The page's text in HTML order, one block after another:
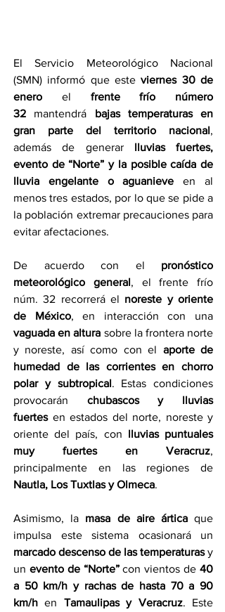
El Servicio Meteorológico Nacional
(SMN) informó que este viernes 30 de
enero el frente frío número
32 mantendrá bajas temperaturas en
gran parte del territorio nacional,
además de generar lluvias fuertes,
evento de “Norte” y la posible caída de
lluvia engelante o aguanieve en al
menos tres estados, por lo que se pide a
la población extremar precauciones para
evitar afectaciones.
De acuerdo con el pronóstico
meteorológico general, el frente frío
núm. 32 recorrerá el noreste y oriente
de México
vaguada en altura sobre la frontera norte
y noreste, así como con el aporte de
humedad de las corrientes en chorro
polar y subtropical. Estas condiciones
provocarán chubascos y lluvias
fuertes en estados del norte, noreste y
oriente del país, con lluvias puntuales
muy fuertes en Veracruz,
Nautla, Los Tuxtlas y Olmeca.
Asimismo, la masa de aire ártica que
marcado descenso de las temperaturas y
un evento de “Norte” con vientos de 40
a 50 km/h y rachas de hasta 70 a 90
km/h en Tamaulipas y Veracruz. Este